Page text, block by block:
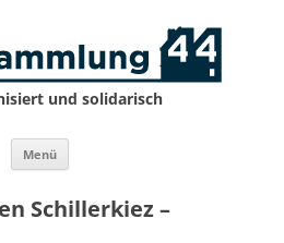
und solidarisch
Menü Zum
springen
Schillerkiez –